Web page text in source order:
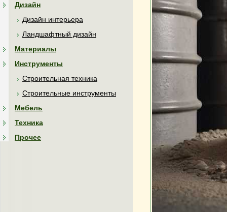
Дизайн
Дизайн интерьера
Ландшафтный дизайн
Материалы
Инструменты
Строительная техника
Строительные инструменты
Мебель
Техника
Прочее